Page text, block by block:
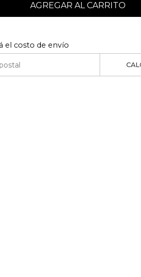
AGREGAR AL CARRITO
el costo de envío